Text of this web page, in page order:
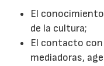
El
de la cultura;
El contacto
mediadoras,